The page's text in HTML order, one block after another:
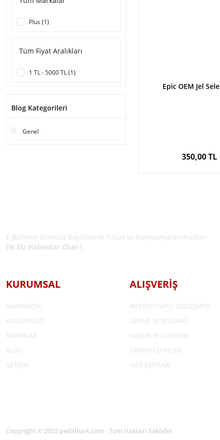
Plus (1)
Tüm Fiyat Aralıkları
1 TL - 5000 TL (1)
Blog Kategorileri
Genel
Epic OEM Jel Sele
350,00 TL
E-Bültene Ücretsiz Kaydolarak Fırsat ve Kampanyalarımızdan
İlk Siz Haberdar Olun !
KURUMSAL
HAKKIMIZDA
KATEGORİLER
MARKALAR
BLOG
İLETİŞİM
ALIŞVERİŞ
MESAFELİ SATIŞ SÖZLEŞMESİ
ÖDEME VE TESLİMAT
GİZLİLİK VE GÜVENLİK
GARANTİ ŞARTLARI
İADE ŞARTLARI
Copyright © 2022 pedalturk.com - Tüm Hakları Saklıdır.